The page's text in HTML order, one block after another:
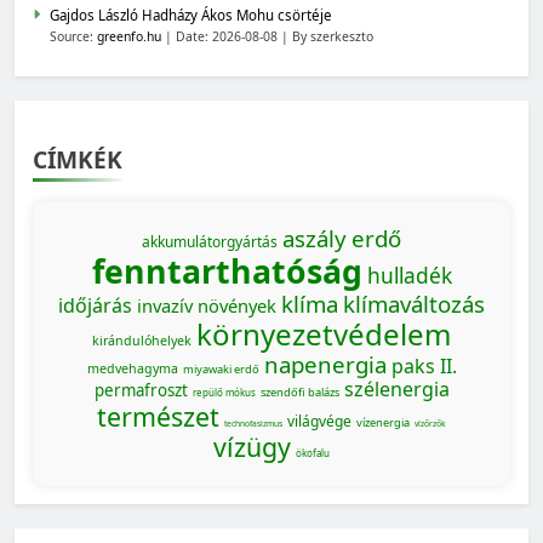
Gajdos László Hadházy Ákos Mohu csörtéje
Source: greenfo.hu Date: 2026-08-08 By szerkeszto
CÍMKÉK
akkumulátorgyártás aszály erdő
fenntarthatóság hulladék
időjárás invazív növények klíma klímaváltozás
kirándulóhelyek környezetvédelem
medvehagyma miyawaki erdő napenergia paks II.
permafroszt repülő mókus szendőfi balázs szélenergia
természet technofasizmus világvége vízenergia vízőrzők
vízügy ökofalu